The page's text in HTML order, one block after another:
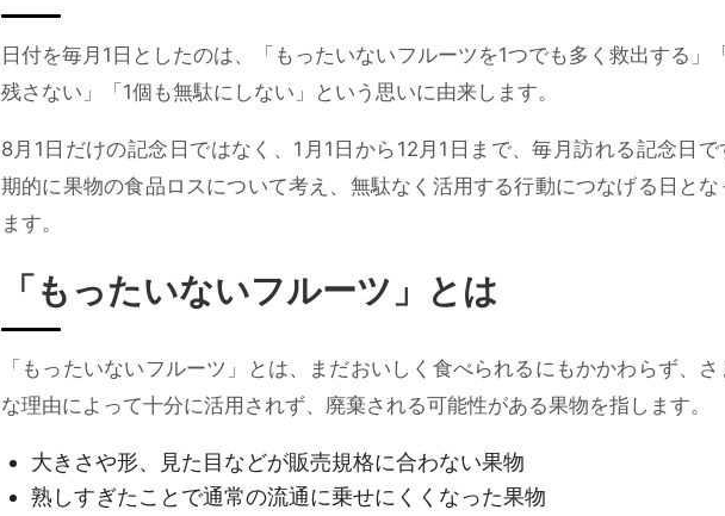
日付を毎月1日としたのは、「もったいないフルーツを1つでも多く救出する」
残さない」「1個も無駄にしない」という思いに由来します。
8月1日だけの記念日ではなく、1月1日から12月1日まで、毎月訪れる記念日で
期的に果物の食品ロスについて考え、無駄なく活用する行動につなげる日とな
ます。
「もったいないフルーツ」とは
「もったいないフルーツ」とは、まだおいしく食べられるにもかかわらず、さ
な理由によって十分に活用されず、廃棄される可能性がある果物を指します。
大きさや形、見た目などが販売規格に合わない果物
熟しすぎたことで通常の流通に乗せにくくなった果物